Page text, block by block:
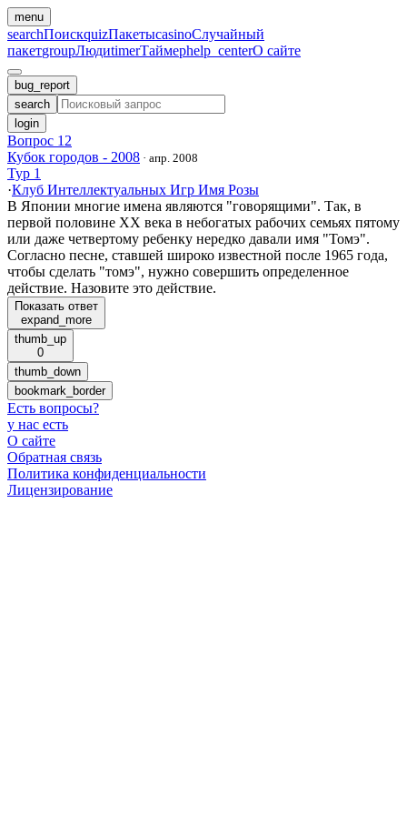
menu
searchПоискquizПакетыcasinoСлучайный
пакетgroupЛюдиtimerТаймерhelp_centerО сайте
bug_report
search
login
Вопрос 12
Кубок городов - 2008 · апр. 2008
Тур 1
·Клуб Интеллектуальных Игр Имя Розы
В Японии многие имена являются "говорящими". Так, в
первой половине XX века в небогатых рабочих семьях пятому
или даже четвертому ребенку нередко давали имя "Томэ".
Согласно песне, ставшей широко известной после 1965 года,
чтобы сделать "томэ", нужно совершить определенное
действие. Назовите это действие.
Показать ответ
expand_more
thumb_up
0
thumb_down
bookmark_border
Есть вопросы?
у нас есть
О сайте
Обратная связь
Политика конфиденциальности
Лицензирование